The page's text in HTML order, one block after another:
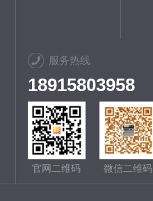
服务热线
18915803958
官网二维码 微信二维码